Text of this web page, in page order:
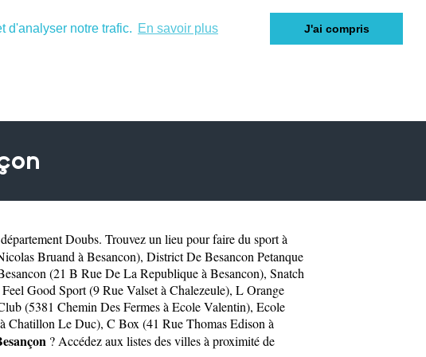
d'analyser notre trafic. En savoir plus J'ai compris
Doubs. Trouvez un lieu pour faire du sport à
Bruand à Besancon), District De Besancon Petanque
(21 B Rue De La Republique à Besancon), Snatch
Feel Good Sport (9 Rue Valset à Chalezeule), L Orange
(5381 Chemin Des Fermes à Ecole Valentin), Ecole
Chatillon Le Duc), C Box (41 Rue Thomas Edison à
? Accédez aux listes des villes à proximité de